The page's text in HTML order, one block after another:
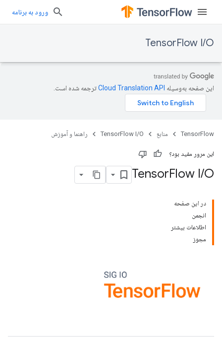
ورود به برنامه
TensorFlow I/O
این صفحه به‌وسیله ترجمه شده است.
TensorFlow منابع TensorFlow I/O راهنما و آموزش
این مرور مفید بود؟
TensorFlow I/O
در این صفحه
انجمن
اطلاعات بیشتر
مجوز